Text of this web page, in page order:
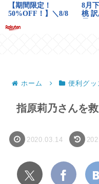
ホーム 便利グッ
指原莉乃さんを
2020.03.14